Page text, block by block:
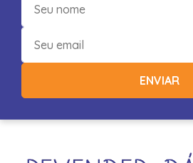
ENVIAR